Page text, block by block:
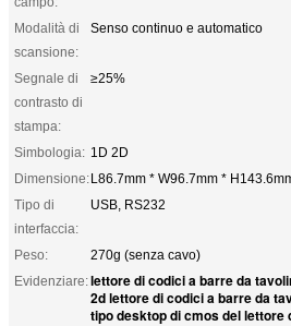
Modalità di
scansione:
Senso continuo e automatico
Segnale di
contrasto di
stampa:
≥25%
Simbologia: 1D 2D
Dimensione:L86.7mm * W96.7mm *
Tipo di
interfaccia:
USB, RS232
Peso:
270g (senza cavo)
Evidenziare:lettore di codici a barre da
2d lettore di codici a barre da
tipo desktop di cmos del lettore